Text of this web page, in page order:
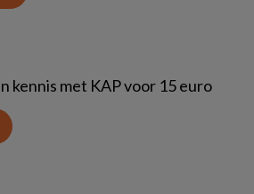
kennis met KAP voor 15 euro